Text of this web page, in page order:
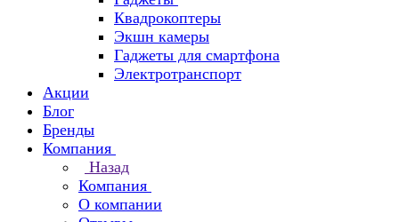
Квадрокоптеры
Экшн камеры
Гаджеты для смартфона
Электротранспорт
Акции
Блог
Бренды
Компания
Назад
Компания
О компании